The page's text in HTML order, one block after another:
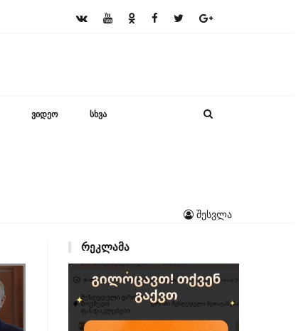
ᲕᲘᲓᲔᲝ ᲡᲮᲕᲐ
შესვლა
ᲠᲔᲙᲚᲐᲛᲐ